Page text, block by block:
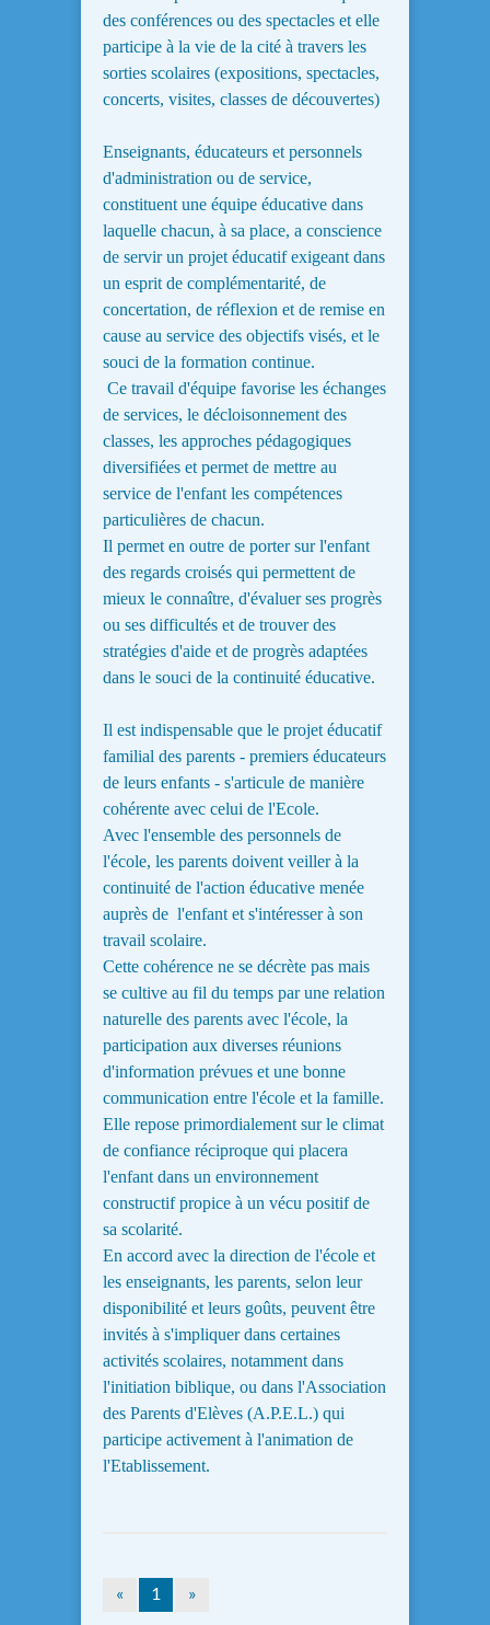
des conférences ou des spectacles et elle
participe à la vie de la cité à travers les
sorties scolaires (expositions, spectacles,
concerts, visites, classes de découvertes)
Enseignants, éducateurs et personnels
d'administration ou de service,
constituent une équipe éducative dans
laquelle chacun, à sa place, a conscience
de servir un projet éducatif exigeant dans
un esprit de complémentarité, de
concertation, de réflexion et de remise en
cause au service des objectifs visés, et le
souci de la formation continue.
Ce travail d'équipe favorise les échanges
de services, le décloisonnement des
classes, les approches pédagogiques
diversifiées et permet de mettre au
service de l'enfant les compétences
particulières de chacun.
Il permet en outre de porter sur l'enfant
des regards croisés qui permettent de
mieux le connaître, d'évaluer ses progrès
ou ses difficultés et de trouver des
stratégies d'aide et de progrès adaptées
dans le souci de la continuité éducative.
Il est indispensable que le projet éducatif
familial des parents - premiers éducateurs
de leurs enfants - s'articule de manière
cohérente avec celui de l'Ecole.
Avec l'ensemble des personnels de
l'école, les parents doivent veiller à la
continuité de l'action éducative menée
auprès de l'enfant et s'intéresser à son
travail scolaire.
Cette cohérence ne se décrète pas mais
se cultive au fil du temps par une relation
naturelle des parents avec l'école, la
participation aux diverses réunions
d'information prévues et une bonne
communication entre l'école et la famille.
Elle repose primordialement sur le climat
de confiance réciproque qui placera
l'enfant dans un environnement
constructif propice à un vécu positif de
sa scolarité.
En accord avec la direction de l'école et
les enseignants, les parents, selon leur
disponibilité et leurs goûts, peuvent être
invités à s'impliquer dans certaines
activités scolaires, notamment dans
l'initiation biblique, ou dans l'Association
des Parents d'Elèves (A.P.E.L.) qui
participe activement à l'animation de
l'Etablissement.
« 1 »